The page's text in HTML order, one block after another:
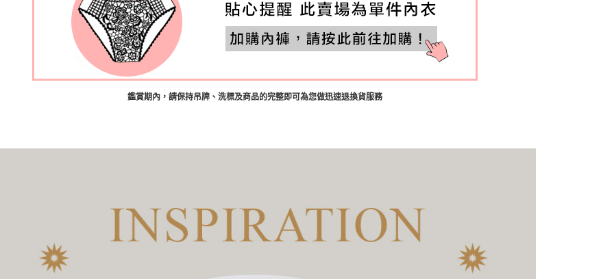
┣ MIT下圍分類 ┫ 85(38)
低脊心內衣
鑑賞期內，請保持吊牌、洗標及商品的完整即可為您做迅速退換貨服務